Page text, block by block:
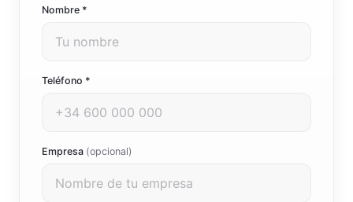
Nombre *
Teléfono *
Empresa (opcional)